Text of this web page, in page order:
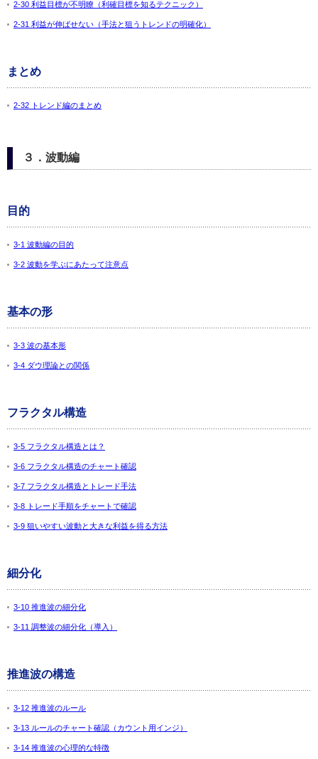
2-30 利益目標が不明瞭（利確目標を知るテクニック）
2-31 利益が伸ばせない（手法と狙うトレンドの明確化）
まとめ
2-32 トレンド編のまとめ
３．波動編
目的
3-1 波動編の目的
3-2 波動を学ぶにあたって注意点
基本の形
3-3 波の基本形
3-4 ダウ理論との関係
フラクタル構造
3-5 フラクタル構造とは？
3-6 フラクタル構造のチャート確認
3-7 フラクタル構造とトレード手法
3-8 トレード手順をチャートで確認
3-9 狙いやすい波動と大きな利益を得る方法
細分化
3-10 推進波の細分化
3-11 調整波の細分化（導入）
推進波の構造
3-12 推進波のルール
3-13 ルールのチャート確認（カウント用インジ）
3-14 推進波の心理的な特徴